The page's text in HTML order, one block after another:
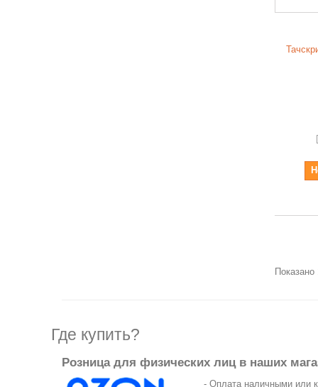
Где купить?
Розница для физических лиц в наших
- Оплата наличными или